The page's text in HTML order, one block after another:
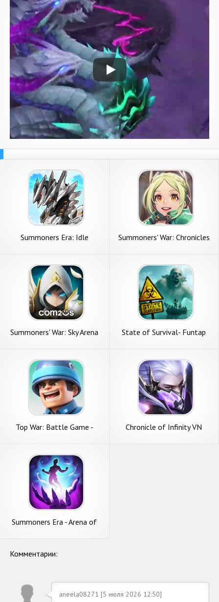
Summoners Era: Idle
Summoners' War: Chronicles
Summoners' War: Sky Arena State of Survival- Funtap
Top War: Battle Game -
Chronicle of Infinity VN
Summoners Era - Arena of
Комментарии:
aneela08271 [5 июля 2026 12:50]